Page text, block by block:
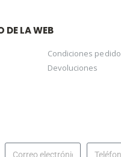
DE LA WEB
Condiciones
Devoluciones